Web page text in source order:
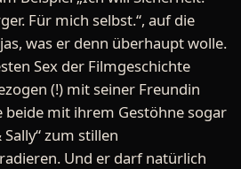
Für mich selbst.“, auf die
was er denn überhaupt wolle.
Sex der Filmgeschichte
(!) mit seiner Freundin
mit ihrem Gestöhne sogar
zum stillen
Und er darf natürlich